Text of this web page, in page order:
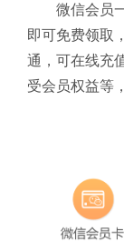
微信会员
即可免费领取
通，可在线充
受会员权益等